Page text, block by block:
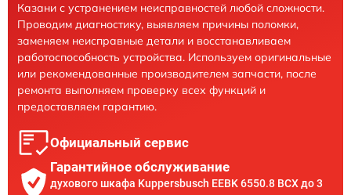
Казани с устранением неисправностей любой сложности.
Проводим диагностику, выявляем причины поломки,
заменяем неисправные детали и восстанавливаем
работоспособность устройства. Используем оригинальные
или рекомендованные производителем запчасти, после
ремонта выполняем проверку всех функций и
предоставляем гарантию.
Официальный сервис
Гарантийное обслуживание
духового шкафа Kuppersbusch EEBK 6550.8 BCX до 3